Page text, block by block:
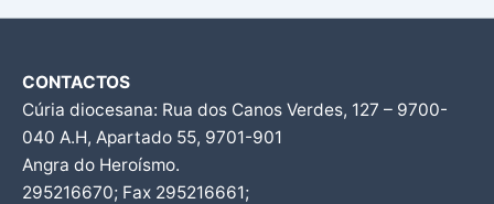
CONTACTOS
Cúria diocesana: Rua dos Canos Verdes, 127 – 9700-
040 A.H, Apartado 55, 9701-901
Angra do Heroísmo.
295216670; Fax 295216661;